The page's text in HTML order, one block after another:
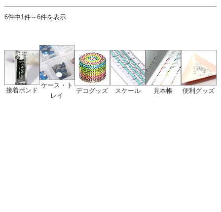
6件中1件～6件を表示
接着ボンド
ケース・ト
レイ
デコグッズ スケール 見本帳 便利グッズ